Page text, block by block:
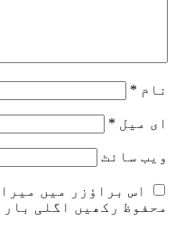
نام *
ای میل *
ویب‌ سائٹ
اس براؤزر میں
محفوظ رکھیں اگلی